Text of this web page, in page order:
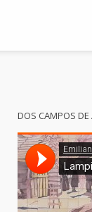
DOS CAMPOS DE